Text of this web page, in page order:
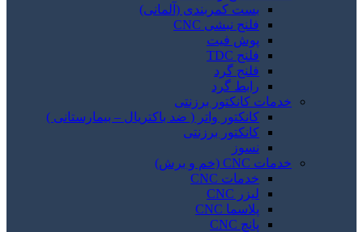
بست کمربندی (آلمانی)
فلنج نبشی CNC
پوش فیت
فلنج TDC
فلنج گرد
رابط گرد
خدمات کانکتور برزنتی
کانکتور واتر ( ضد باکتریال – بیمارستانی )
کانکتور برزنتی
نسوز
خدمات CNC (خم و برش)
خدمات CNC
لیزر CNC
پلاسما CNC
پانچ CNC